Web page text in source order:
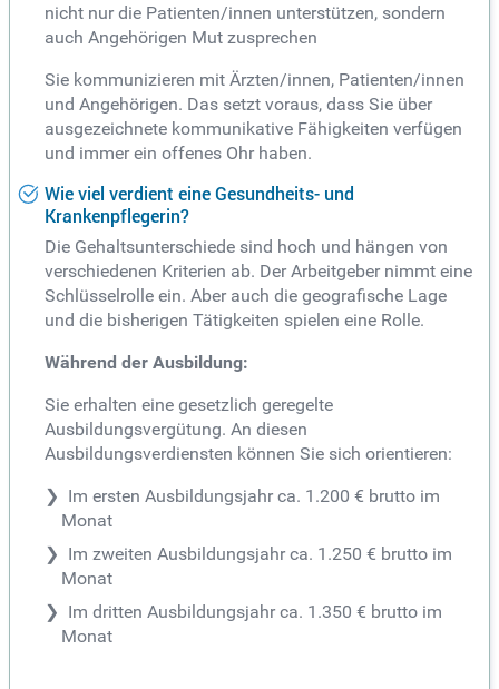
nicht nur die Patienten/innen unterstützen, sondern
auch Angehörigen Mut zusprechen
Sie kommunizieren mit Ärzten/innen, Patienten/innen
und Angehörigen. Das setzt voraus, dass Sie über
ausgezeichnete kommunikative Fähigkeiten verfügen
und immer ein offenes Ohr haben.
Wie viel verdient eine Gesundheits- und
Krankenpflegerin?
Die Gehaltsunterschiede sind hoch und hängen von
verschiedenen Kriterien ab. Der Arbeitgeber nimmt eine
Schlüsselrolle ein. Aber auch die geografische Lage
und die bisherigen Tätigkeiten spielen eine Rolle.
Während der Ausbildung:
Sie erhalten eine gesetzlich geregelte
Ausbildungsvergütung. An diesen
Ausbildungsverdiensten können Sie sich orientieren:
Im ersten Ausbildungsjahr ca. 1.200 € brutto im
Monat
Im zweiten Ausbildungsjahr ca. 1.250 € brutto im
Monat
Im dritten Ausbildungsjahr ca. 1.350 € brutto im
Monat